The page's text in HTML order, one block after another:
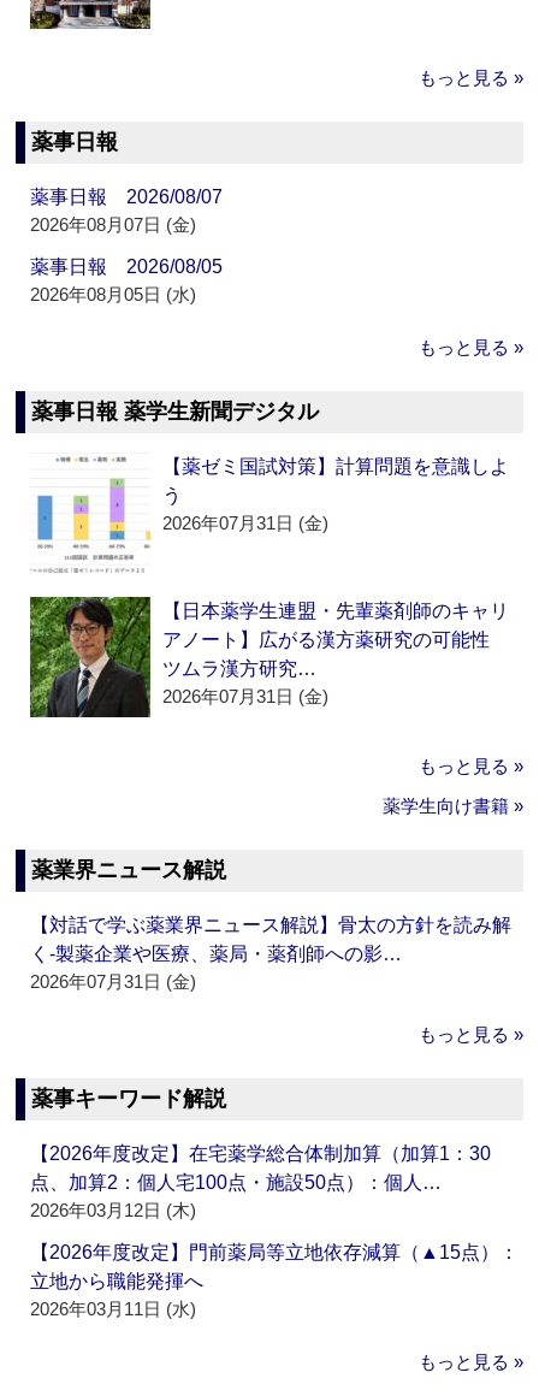
もっと見る »
薬事日報
薬事日報 2026/08/07
2026年08月07日 (金)
薬事日報 2026/08/05
2026年08月05日 (水)
もっと見る »
薬事日報 薬学生新聞デジタル
【薬ゼミ国試対策】計算問題を意識しよ
う
2026年07月31日 (金)
【日本薬学生連盟・先輩薬剤師のキャリ
アノート】広がる漢方薬研究の可能性
ツムラ漢方研究…
2026年07月31日 (金)
もっと見る »
薬学生向け書籍 »
薬業界ニュース解説
【対話で学ぶ薬業界ニュース解説】骨太の方針を読み解
く‐製薬企業や医療、薬局・薬剤師への影…
2026年07月31日 (金)
もっと見る »
薬事キーワード解説
【2026年度改定】在宅薬学総合体制加算（加算1：30
点、加算2：個人宅100点・施設50点）：個人…
2026年03月12日 (木)
【2026年度改定】門前薬局等立地依存減算（▲15点）：
立地から職能発揮へ
2026年03月11日 (水)
もっと見る »